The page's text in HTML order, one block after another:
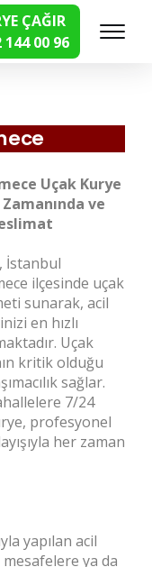
ÇAĞIR
144 00 96
Uçak Kurye
ve
İstanbul
ilçesinde uçak
sunarak, acil
en hızlı
Uçak
kritik olduğu
sağlar.
7/24
profesyonel
her zaman
yapılan acil
ya da